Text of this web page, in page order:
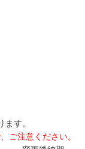
ます。
ご注意ください。